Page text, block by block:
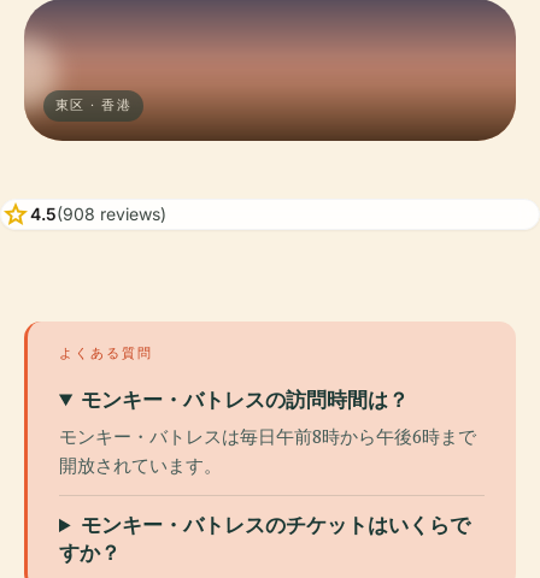
東区 · 香港
star4.5(908 reviews)
よくある質問
モンキー・バトレスの訪問時間は？
モンキー・バトレスは毎日午前8時から午後6時まで
開放されています。
モンキー・バトレスのチケットはいくらで
すか？